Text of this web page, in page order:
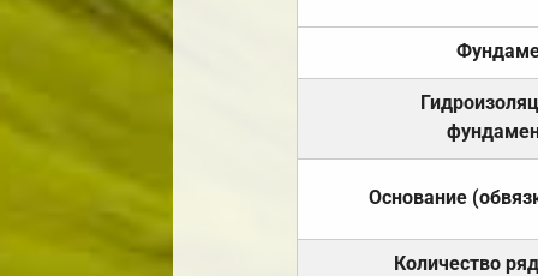
Основание
Количество